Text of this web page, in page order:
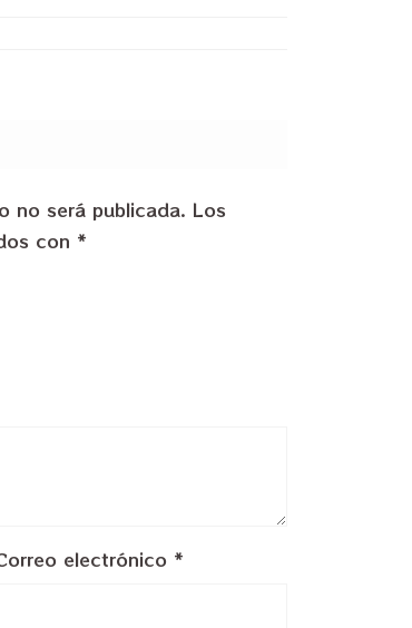
no será publicada. Los
con *
electrónico *